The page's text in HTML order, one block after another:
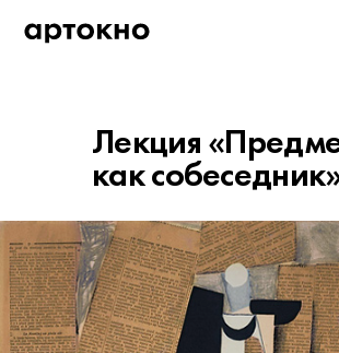
Лекция
как